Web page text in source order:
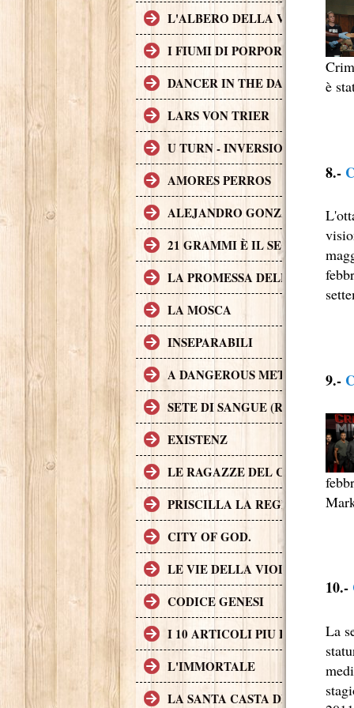
L'ALBERO DELLA VITA
I FIUMI DI PORPORA
DANCER IN THE DARK
LARS VON TRIER
U TURN - INVERSIONE DI
AMORES PERROS
ALEJANDRO GONZÁLEZ
21 GRAMMI È IL SECONDO
LA PROMESSA
LA MOSCA
INSEPARABILI
A DANGEROUS METHOD
SETE DI SANGUE (RABID)
EXISTENZ
LE RAGAZZE DEL COYOTE
PRISCILLA LA REGINA DEL
CITY OF GOD.
LE VIE DELLA VIOLENZA
CODICE GENESI
I 10 ARTICOLI PIU LETTI SUL
L'IMMORTALE
LA SANTA CASTA DELLA
è
8.-
9.-
10.-
La